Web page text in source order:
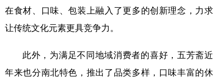
在食材、口味、包装上融入了更多的创新理念，力求
让传统文化元素更具竞争力。
此外，为满足不同地域消费者的喜好，五芳斋近
年来也分南北特色，推出了品类多样，口味丰富的休